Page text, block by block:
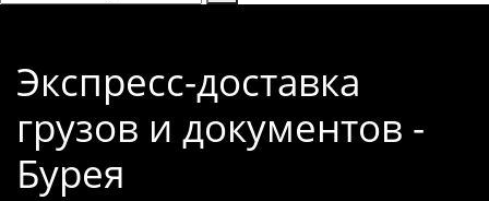
Экспресс-доставка
грузов и документов -
Бурея